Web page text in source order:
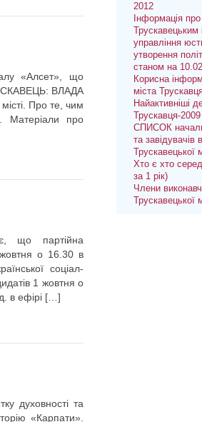
«Алсет», що
ВЛАДА
Про те, чим
Матеріали про
що партійна
жовтня о 16.30 в
соціал-
1 жовтня о
в ефірі […]
духовності та
«Карпати».
2012
Інформація
Трускавецьким
управління
утворення
станом на
Корисна
міста
Найактивніші
Трускавця-2009
СПИСОК
та завідувачів
Трускавецької
Хто є хто
за 1 рік)
Члени
Трускавецької